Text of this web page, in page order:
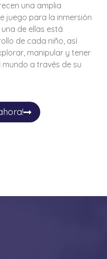
una amplia
juego para la inmersión
de ellas está
de cada niño, así
manipular y tener
a través de su